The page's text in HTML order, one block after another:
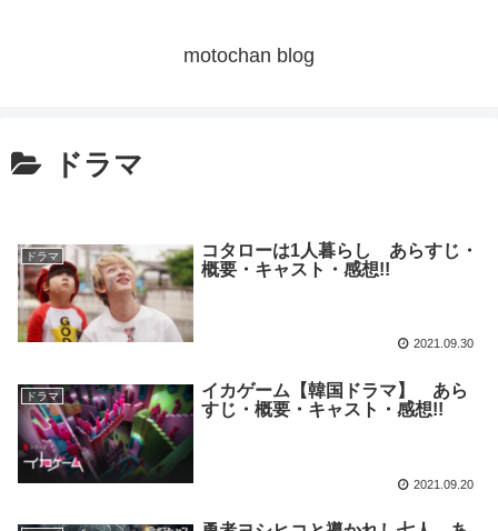
motochan blog
ドラマ
ドラマ
コタローは1人暮らし あらすじ・
概要・キャスト・感想!!
2021.09.30
ドラマ
イカゲーム【韓国ドラマ】 あら
すじ・概要・キャスト・感想!!
2021.09.20